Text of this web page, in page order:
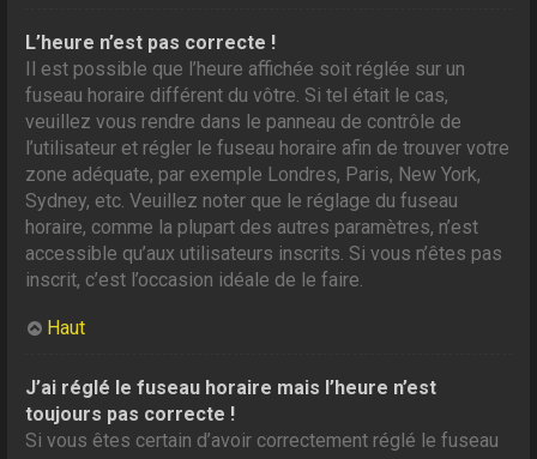
L’heure n’est pas correcte !
Il est possible que l’heure affichée soit réglée sur un
fuseau horaire différent du vôtre. Si tel était le cas,
veuillez vous rendre dans le panneau de contrôle de
l’utilisateur et régler le fuseau horaire afin de trouver votre
zone adéquate, par exemple Londres, Paris, New York,
Sydney, etc. Veuillez noter que le réglage du fuseau
horaire, comme la plupart des autres paramètres, n’est
accessible qu’aux utilisateurs inscrits. Si vous n’êtes pas
inscrit, c’est l’occasion idéale de le faire.
Haut
J’ai réglé le fuseau horaire mais l’heure n’est
toujours pas correcte !
Si vous êtes certain d’avoir correctement réglé le fuseau